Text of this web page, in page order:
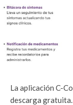
La aplicación C-
descarga